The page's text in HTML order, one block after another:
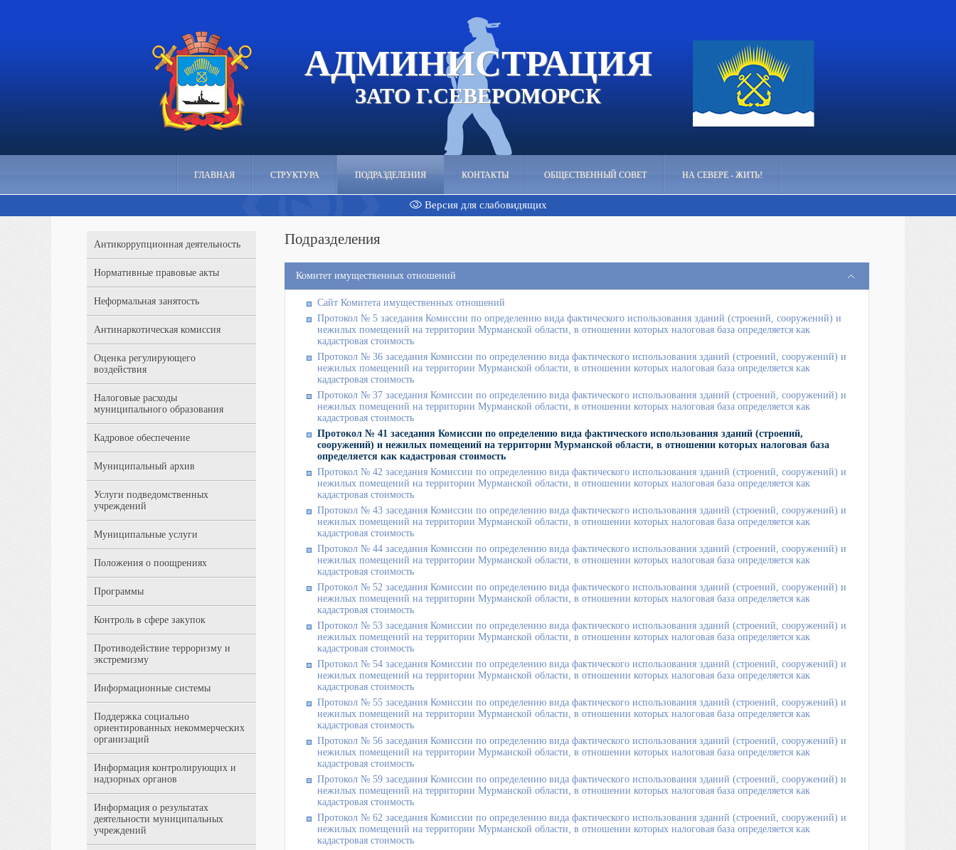
АДМИНИСТРАЦИЯ
ЗАТО Г.СЕВЕРОМОРСК
ГЛАВНАЯ СТРУКТУРА ПОДРАЗДЕЛЕНИЯ КОНТАКТЫ ОБЩЕСТВЕННЫЙ СОВЕТ НА СЕВЕРЕ - ЖИТЬ!
Версия для слабовидящих
Антикоррупционная деятельность
Нормативные правовые акты
Неформальная занятость
Антинаркотическая комиссия
Оценка регулирующего
воздействия
Налоговые расходы
муниципального образования
Кадровое обеспечение
Муниципальный архив
Услуги подведомственных
учреждений
Муниципальные услуги
Положения о поощрениях
Программы
Контроль в сфере закупок
Противодействие терроризму и
экстремизму
Информационные системы
Поддержка социально
ориентированных некоммерческих
организаций
Информация контролирующих и
надзорных органов
Информация о результатах
деятельности муниципальных
учреждений
Подразделения
Комитет имущественных отношений
Сайт Комитета имущественных отношений
Протокол № 5 заседания Комиссии по определению вида фактического использования зданий (строений, сооружений) и
нежилых помещений на территории Мурманской области, в отношении которых налоговая база определяется как
кадастровая стоимость
Протокол № 36 заседания Комиссии по определению вида фактического использования зданий (строений, сооружений) и
нежилых помещений на территории Мурманской области, в отношении которых налоговая база определяется как
кадастровая стоимость
Протокол № 37 заседания Комиссии по определению вида фактического использования зданий (строений, сооружений) и
нежилых помещений на территории Мурманской области, в отношении которых налоговая база определяется как
кадастровая стоимость
Протокол № 41 заседания Комиссии по определению вида фактического использования зданий (строений,
сооружений) и нежилых помещений на территории Мурманской области, в отношении которых налоговая база
определяется как кадастровая стоимость
Протокол № 42 заседания Комиссии по определению вида фактического использования зданий (строений, сооружений) и
нежилых помещений на территории Мурманской области, в отношении которых налоговая база определяется как
кадастровая стоимость
Протокол № 43 заседания Комиссии по определению вида фактического использования зданий (строений, сооружений) и
нежилых помещений на территории Мурманской области, в отношении которых налоговая база определяется как
кадастровая стоимость
Протокол № 44 заседания Комиссии по определению вида фактического использования зданий (строений, сооружений) и
нежилых помещений на территории Мурманской области, в отношении которых налоговая база определяется как
кадастровая стоимость
Протокол № 52 заседания Комиссии по определению вида фактического использования зданий (строений, сооружений) и
нежилых помещений на территории Мурманской области, в отношении которых налоговая база определяется как
кадастровая стоимость
Протокол № 53 заседания Комиссии по определению вида фактического использования зданий (строений, сооружений) и
нежилых помещений на территории Мурманской области, в отношении которых налоговая база определяется как
кадастровая стоимость
Протокол № 54 заседания Комиссии по определению вида фактического использования зданий (строений, сооружений) и
нежилых помещений на территории Мурманской области, в отношении которых налоговая база определяется как
кадастровая стоимость
Протокол № 55 заседания Комиссии по определению вида фактического использования зданий (строений, сооружений) и
нежилых помещений на территории Мурманской области, в отношении которых налоговая база определяется как
кадастровая стоимость
Протокол № 56 заседания Комиссии по определению вида фактического использования зданий (строений, сооружений) и
нежилых помещений на территории Мурманской области, в отношении которых налоговая база определяется как
кадастровая стоимость
Протокол № 59 заседания Комиссии по определению вида фактического использования зданий (строений, сооружений) и
нежилых помещений на территории Мурманской области, в отношении которых налоговая база определяется как
кадастровая стоимость
Протокол № 62 заседания Комиссии по определению вида фактического использования зданий (строений, сооружений) и
нежилых помещений на территории Мурманской области, в отношении которых налоговая база определяется как
кадастровая стоимость